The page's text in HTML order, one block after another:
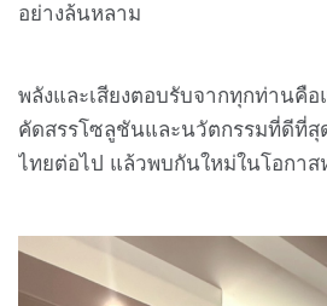
อย่างล้นหลาม
พลังและเสียงตอบรับจากทุกท่านคือ
คัดสรรโซลูชันและนวัตกรรมที่ดีที่สุ
ไทยต่อไป แล้วพบกันใหม่ในโอกาส